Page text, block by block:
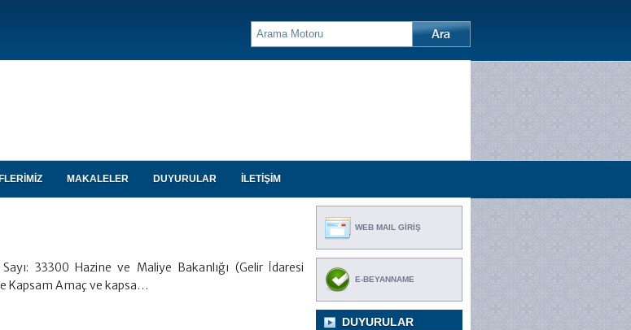
MAKALELER DUYURULAR İLETİŞİM
33300 Hazine ve Maliye Bakanlığı (Gelir İdaresi
Kapsam Amaç ve kapsa…
WEB MAIL GİRİŞ
E-BEYANNAME
DUYURULAR